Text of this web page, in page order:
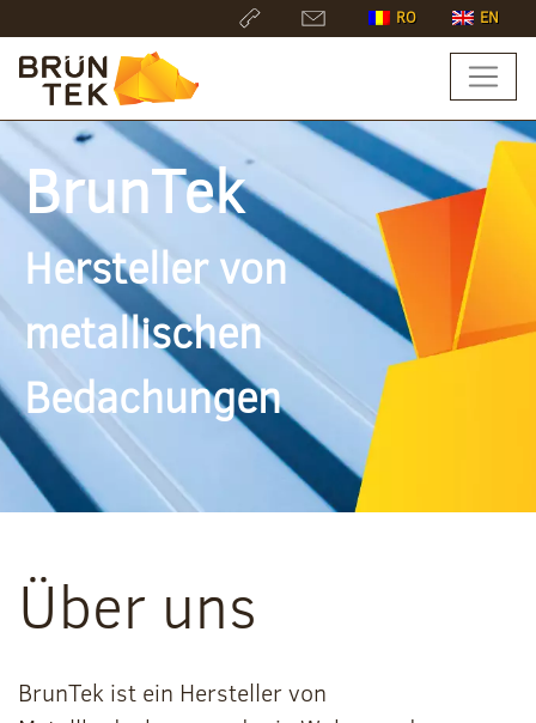
RO EN
BrunTek
Hersteller von
metallischen
Bedachungen
Über uns
BrunTek ist ein Hersteller von